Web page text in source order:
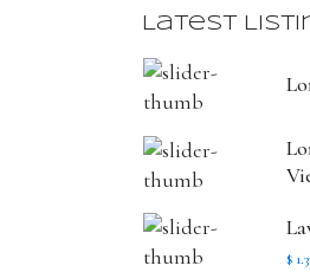
Latest
$